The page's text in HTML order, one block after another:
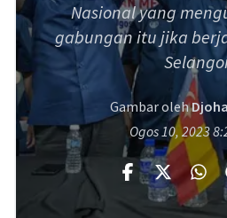
Nasional yang
gabungan itu jika
Gambar oleh
Ogos 10, 2023